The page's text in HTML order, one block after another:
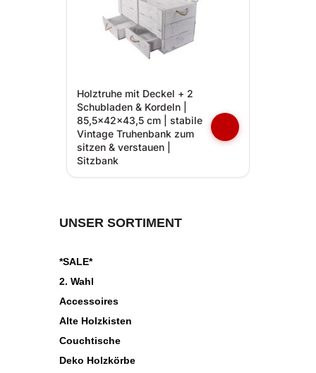
Holztruhe mit Deckel + 2
Schubladen & Kordeln |
85,5x42x43,5 cm | stabile
Vintage Truhenbank zum
sitzen & verstauen |
Sitzbank
UNSER SORTIMENT
*SALE*
2. Wahl
Accessoires
Alte Holzkisten
Couchtische
Deko Holzkörbe